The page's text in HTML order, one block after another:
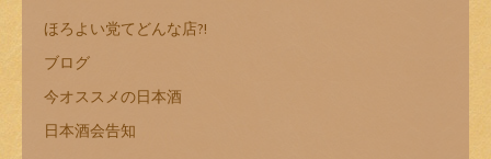
ほろよい党てどんな店?!
ブログ
今オススメの日本酒
日本酒会告知